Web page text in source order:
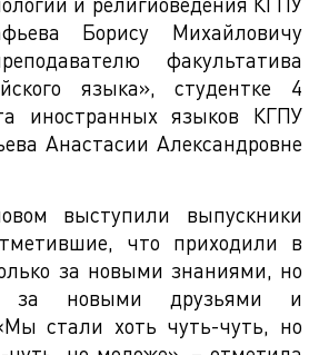
Борису Михайловичу
факультатива
языка», студентке 4
иностранных языков КГПУ
Анастасии Александровне
выступили выпускники
что приходили в
за новыми знаниями, но
за новыми друзьями и
стали хоть чуть-чуть, но